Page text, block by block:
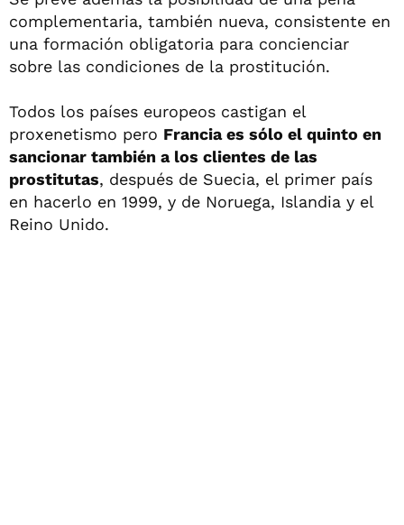
complementaria, también nueva, consistente en
una formación obligatoria para concienciar
sobre las condiciones de la prostitución.
Todos los países europeos castigan el
proxenetismo pero Francia es sólo el quinto en
sancionar también a los clientes de las
prostitutas, después de Suecia, el primer país
en hacerlo en 1999, y de Noruega, Islandia y el
Reino Unido.